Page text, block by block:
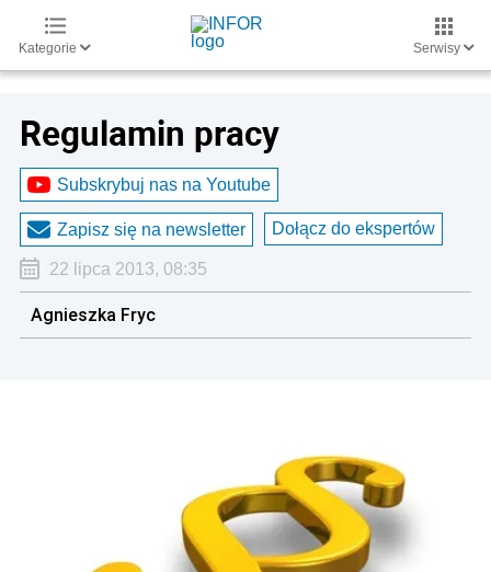
Kategorie Serwisy
Regulamin pracy
Subskrybuj nas na Youtube
Zapisz się na newsletter Dołącz do ekspertów
22 lipca 2013, 08:35
Agnieszka Fryc